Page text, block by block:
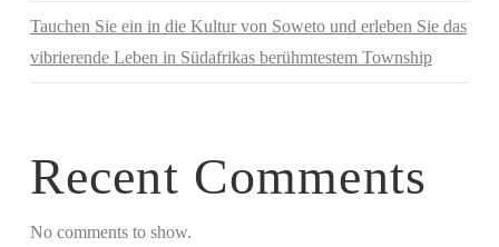
Tauchen Sie ein in die Kultur von Soweto und erleben Sie das
vibrierende Leben in Südafrikas berühmtestem Township
Recent Comments
No comments to show.